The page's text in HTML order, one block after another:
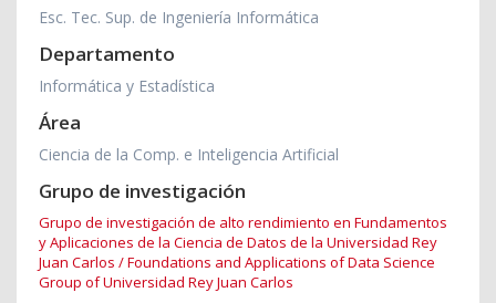
Esc. Tec. Sup. de Ingeniería Informática
Departamento
Informática y Estadística
Área
Ciencia de la Comp. e Inteligencia Artificial
Grupo de investigación
Grupo de investigación de alto rendimiento en Fundamentos
y Aplicaciones de la Ciencia de Datos de la Universidad Rey
Juan Carlos / Foundations and Applications of Data Science
Group of Universidad Rey Juan Carlos